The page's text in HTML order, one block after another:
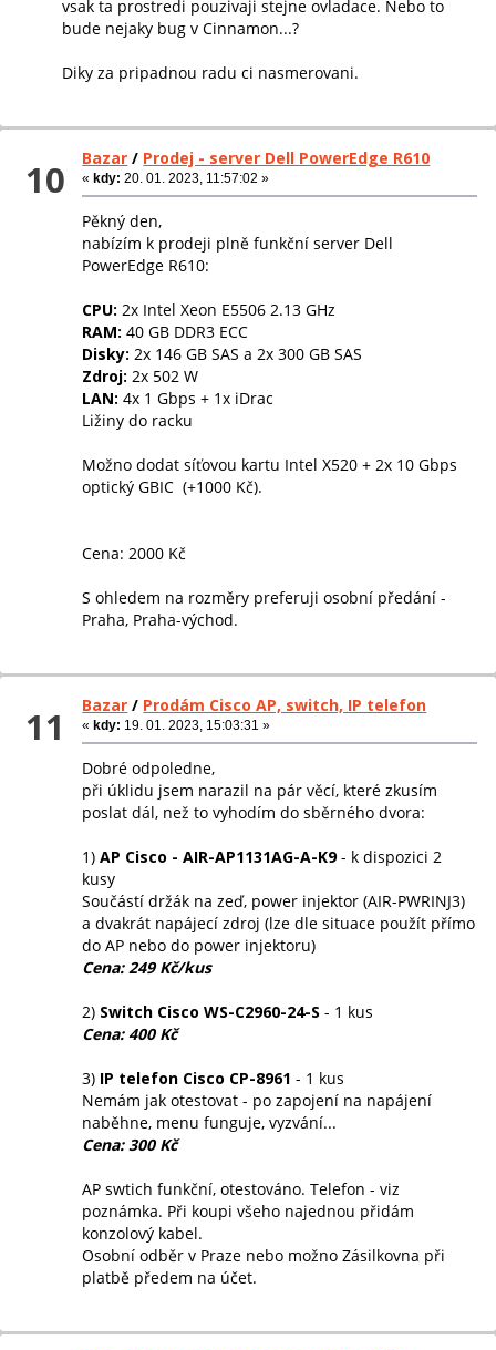
vsak ta prostredi pouzivaji stejne ovladace. Nebo to
bude nejaky bug v Cinnamon...?
Diky za pripadnou radu ci nasmerovani.
10 Bazar / Prodej - server Dell PowerEdge R610
«kdy: 20. 01. 2023, 11:57:02 »
Pěkný den,
nabízím k prodeji plně funkční server Dell
PowerEdge R610:
CPU: 2x Intel Xeon E5506 2.13 GHz
RAM: 40 GB DDR3 ECC
Disky: 2x 146 GB SAS a 2x 300 GB SAS
Zdroj: 2x 502 W
LAN: 4x 1 Gbps + 1x iDrac
Ližiny do racku
Možno dodat síťovou kartu Intel X520 + 2x 10 Gbps
optický GBIC (+1000 Kč).
Cena: 2000 Kč
S ohledem na rozměry preferuji osobní předání -
Praha, Praha-východ.
11 Bazar / Prodám Cisco AP, switch, IP telefon
«kdy: 19. 01. 2023, 15:03:31 »
Dobré odpoledne,
při úklidu jsem narazil na pár věcí, které zkusím
poslat dál, než to vyhodím do sběrného dvora:
1)AP Cisco - AIR-AP1131AG-A-K9- k dispozici 2
kusy
Součástí držák na zeď, power injektor (AIR-PWRINJ3)
a dvakrát napájecí zdroj (lze dle situace použít přímo
do AP nebo do power injektoru)
Cena: 249 Kč/kus
2) Switch Cisco WS-C2960-24-S - 1 kus
Cena: 400 Kč
3) IP telefon Cisco CP-8961 - 1 kus
Nemám jak otestovat - po zapojení na napájení
naběhne, menu funguje, vyzvání...
Cena: 300 Kč
AP swtich funkční, otestováno. Telefon - viz
poznámka. Při koupi všeho najednou přidám
konzolový kabel.
Osobní odběr v Praze nebo možno Zásilkovna při
platbě předem na účet.